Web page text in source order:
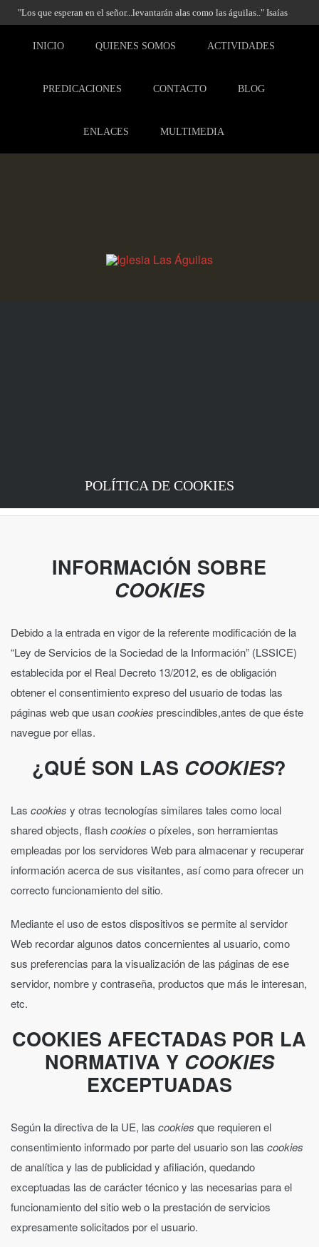
"Los que esperan en el señor...levantarán alas como las águilas.." Isaías
INICIO
QUIENES SOMOS ACTIVIDADES
PREDICACIONES CONTACTO BLOG
ENLACES MULTIMEDIA
POLÍTICA DE COOKIES
INFORMACIÓN SOBRE
COOKIES
Debido a la entrada en vigor de la referente modificación de la
“Ley de Servicios de la Sociedad de la Información” (LSSICE)
establecida por el Real Decreto 13/2012, es de obligación
obtener el consentimiento expreso del usuario de todas las
páginas web que usancookies prescindibles,antes de que éste
navegue por ellas.
¿QUÉ SON LAS COOKIES?
Las cookies y otras tecnologías similares tales como local
shared objects, flashcookies o píxeles, son herramientas
empleadas por los servidores Web para almacenar y recuperar
información acerca de sus visitantes, así como para ofrecer un
correcto funcionamiento del sitio.
Mediante el uso de estos dispositivos se permite al servidor
Web recordar algunos datos concernientes al usuario, como
sus preferencias para la visualización de las páginas de ese
servidor, nombre y contraseña, productos que más le interesan,
etc.
COOKIES AFECTADAS POR LA
NORMATIVA Y COOKIES
EXCEPTUADAS
Según la directiva de la UE, las cookies que requieren el
consentimiento informado por parte del usuario son las cookies
de analítica y las de publicidad y afiliación, quedando
exceptuadas las de carácter técnico y las necesarias para el
funcionamiento del sitio web o la prestación de servicios
expresamente solicitados por el usuario.